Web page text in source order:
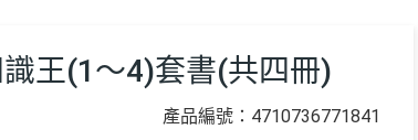
王(1～4)套書(共四冊)
產品編號：4710736771841